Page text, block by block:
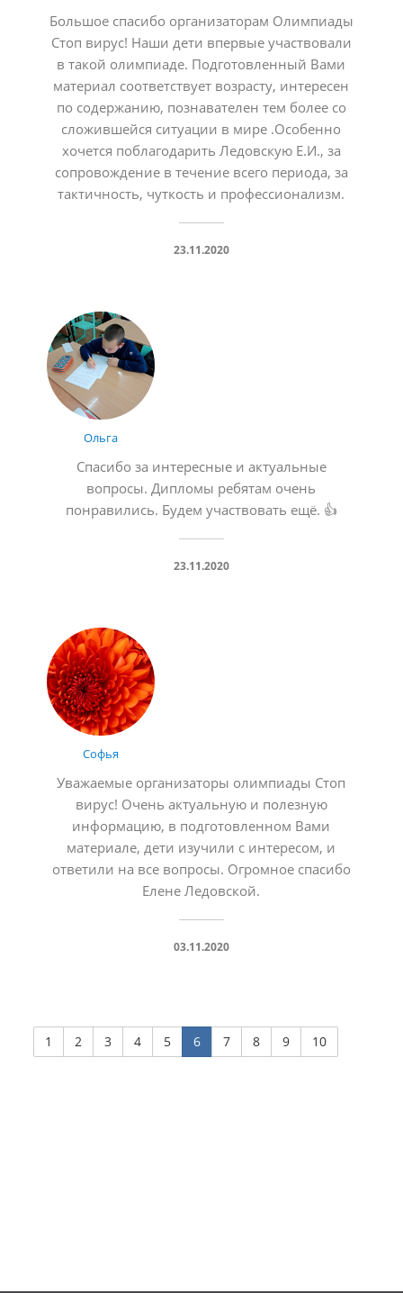
Большое спасибо организаторам Олимпиады
Стоп вирус! Наши дети впервые участвовали
в такой олимпиаде. Подготовленный Вами
материал соответствует возрасту, интересен
по содержанию, познавателен тем более со
сложившейся ситуации в мире .Особенно
хочется поблагодарить Ледовскую Е.И., за
сопровождение в течение всего периода, за
тактичность, чуткость и профессионализм.
23.11.2020
Ольга
Спасибо за интересные и актуальные
вопросы. Дипломы ребятам очень
понравились. Будем участвовать ещё. 👍
23.11.2020
Софья
Уважаемые организаторы олимпиады Стоп
вирус! Очень актуальную и полезную
информацию, в подготовленном Вами
материале, дети изучили с интересом, и
ответили на все вопросы. Огромное спасибо
Елене Ледовской.
03.11.2020
1 2 3 4 5 6 7 8 9 10